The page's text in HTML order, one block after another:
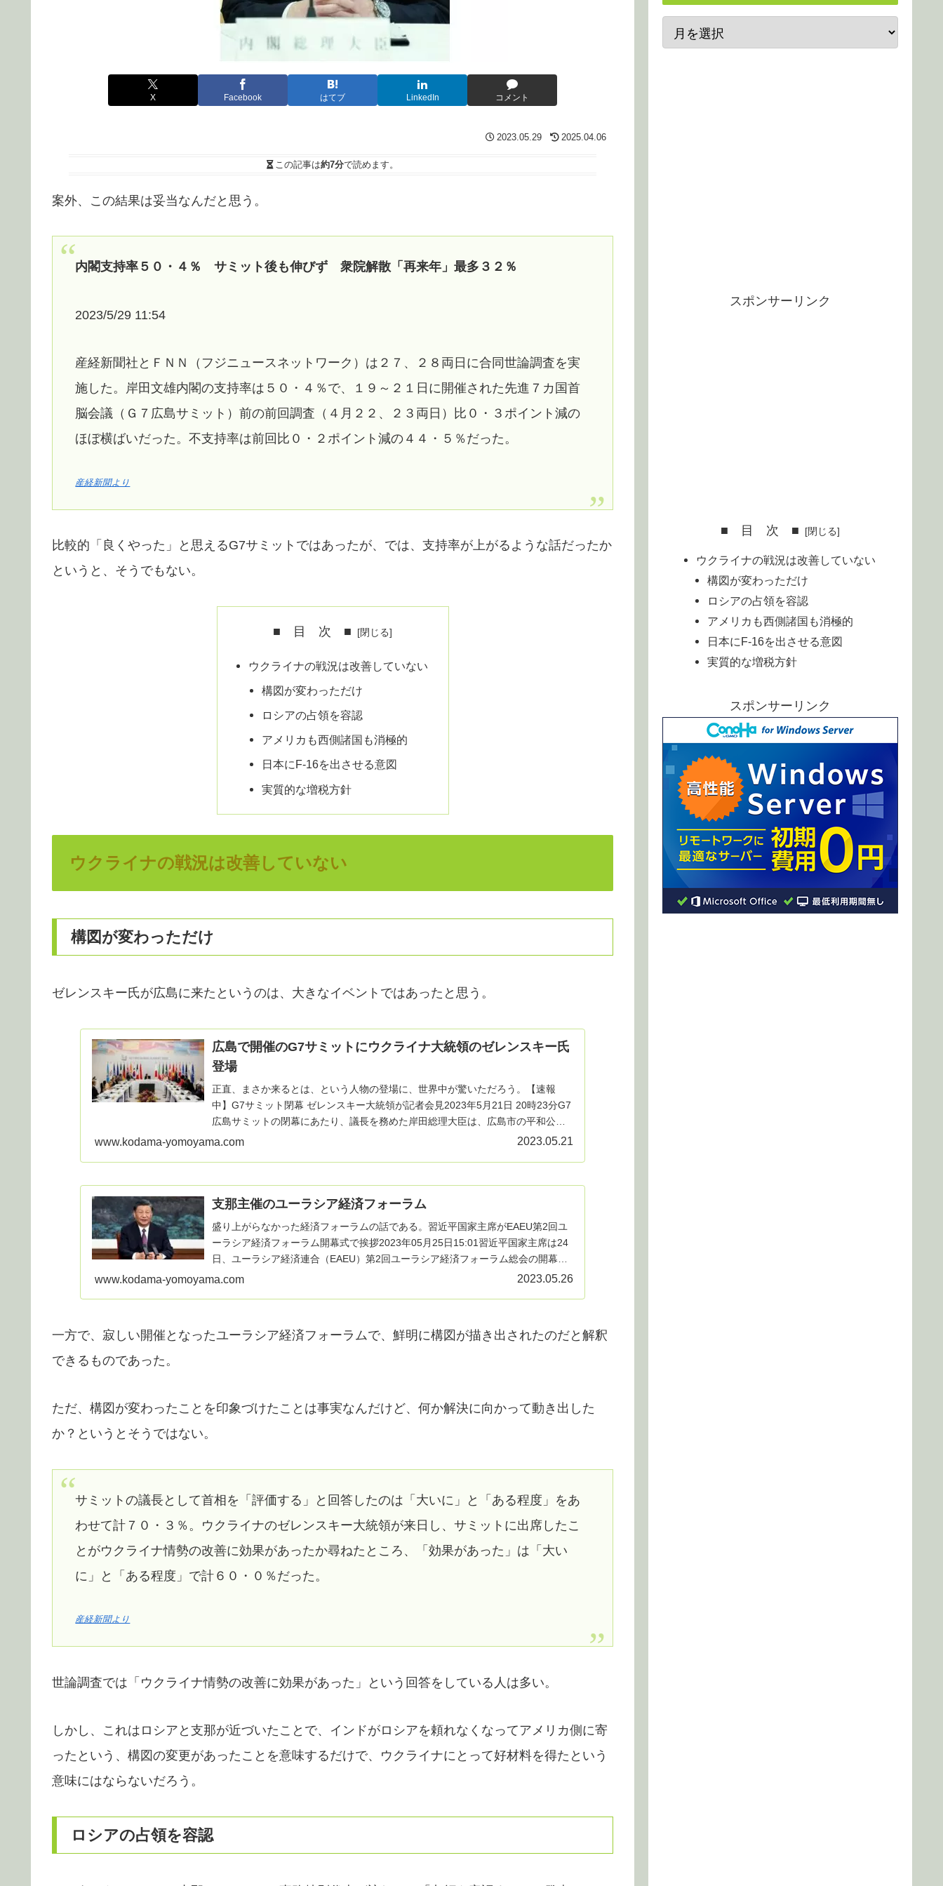
X Facebook はてブ LinkedIn コメント
2023.05.29 2025.04.06
この記事は約7分で読めます。
案外、この結果は妥当なんだと思う。
内閣支持率５０・４％ サミット後も伸びず 衆院解散「再来年」最多３２％
2023/5/29 11:54
産経新聞社とＦＮＮ（フジニュースネットワーク）は２７、２８両日に合同世論調査を実
施した。岸田文雄内閣の支持率は５０・４％で、１９～２１日に開催された先進７カ国首
脳会議（Ｇ７広島サミット）前の前回調査（４月２２、２３両日）比０・３ポイント減の
ほぼ横ばいだった。不支持率は前回比０・２ポイント減の４４・５％だった。
産経新聞より
比較的「良くやった」と思えるG7サミットではあったが、では、支持率が上がるような話だったか
というと、そうでもない。
■ 目 次 ■
ウクライナの戦況は改善していない
構図が変わっただけ
ロシアの占領を容認
アメリカも西側諸国も消極的
日本にF-16を出させる意図
実質的な増税方針
ウクライナの戦況は改善していない
構図が変わっただけ
ゼレンスキー氏が広島に来たというのは、大きなイベントではあったと思う。
広島で開催のG7サミットにウクライナ大統領のゼレンスキー氏
登場
正直、まさか来るとは、という人物の登場に、世界中が驚いただろう。【速報
中】G7サミット閉幕 ゼレンスキー大統領が記者会見2023年5月21日 20時23分G7
広島サミットの閉幕にあたり、議長を務めた岸田総理大臣は、広島市の平和公園
で記者会見...
www.kodama-yomoyama.com 2023.05.21
支那主催のユーラシア経済フォーラム
盛り上がらなかった経済フォーラムの話である。習近平国家主席がEAEU第2回ユ
ーラシア経済フォーラム開幕式で挨拶2023年05月25日15:01習近平国家主席は24
日、ユーラシア経済連合（EAEU）第2回ユーラシア経済フォーラム総会の開幕式
に...
www.kodama-yomoyama.com 2023.05.26
一方で、寂しい開催となったユーラシア経済フォーラムで、鮮明に構図が描き出されたのだと解釈
できるものであった。
ただ、構図が変わったことを印象づけたことは事実なんだけど、何か解決に向かって動き出した
か？というとそうではない。
サミットの議長として首相を「評価する」と回答したのは「大いに」と「ある程度」をあ
わせて計７０・３％。ウクライナのゼレンスキー大統領が来日し、サミットに出席したこ
とがウクライナ情勢の改善に効果があったか尋ねたところ、「効果があった」は「大い
に」と「ある程度」で計６０・０％だった。
産経新聞より
世論調査では「ウクライナ情勢の改善に効果があった」という回答をしている人は多い。
しかし、これはロシアと支那が近づいたことで、インドがロシアを頼れなくなってアメリカ側に寄
ったという、構図の変更があったことを意味するだけで、ウクライナにとって好材料を得たという
意味にはならないだろう。
ロシアの占領を容認
スポンサーリンク
■ 目 次 ■
ウクライナの戦況は改善していない
構図が変わっただけ
ロシアの占領を容認
アメリカも西側諸国も消極的
日本にF-16を出させる意図
実質的な増税方針
スポンサーリンク